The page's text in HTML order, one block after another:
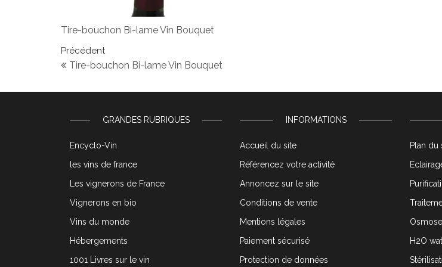
Tire-bouchon Bi-lame Vin Bouquet
Navigation de l’article
Article précédent
Précédent
Tire-bouchon Bi-lame Vin Bouquet
GRANDES RUBRIQUES
Encyclo-Vin
les vins de france
Les vignerons de France
Vignerons en bio
Vins du monde
Hébergements
1001 Livres sur le vin
INFORMATIONS
Accueil du site
Référencez votre activité
Annoncez sur le site
Conditions de vente
Mentions légales
Paiement sécurisé
Protection de données
Plan du
H2O